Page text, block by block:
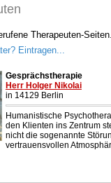
Therapeuten-Seiten.
Eintragen...